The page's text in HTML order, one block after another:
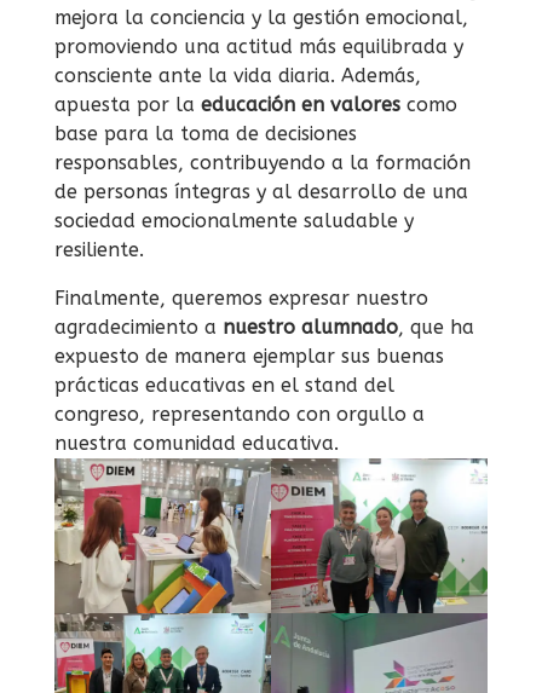
mejora la conciencia y la gestión emocional,
promoviendo una actitud más equilibrada y
consciente ante la vida diaria. Además,
apuesta por la educación en valorescomo
base para la toma de decisiones
responsables, contribuyendo a la formación
de personas íntegras y al desarrollo de una
sociedad emocionalmente saludable y
resiliente.
Finalmente, queremos expresar nuestro
agradecimiento a nuestro alumnado, que ha
expuesto de manera ejemplar sus buenas
prácticas educativas en el stand del
congreso, representando con orgullo a
nuestra comunidad educativa.